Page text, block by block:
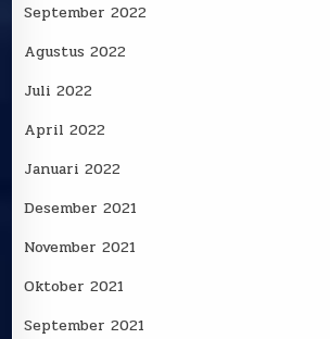
September 2022
Agustus 2022
Juli 2022
April 2022
Januari 2022
Desember 2021
November 2021
Oktober 2021
September 2021